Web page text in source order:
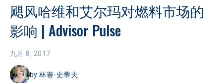
飓风哈维和艾尔玛对燃料市场的
影响 | Advisor Pulse
九月 8, 2017
by林赛-史蒂夫